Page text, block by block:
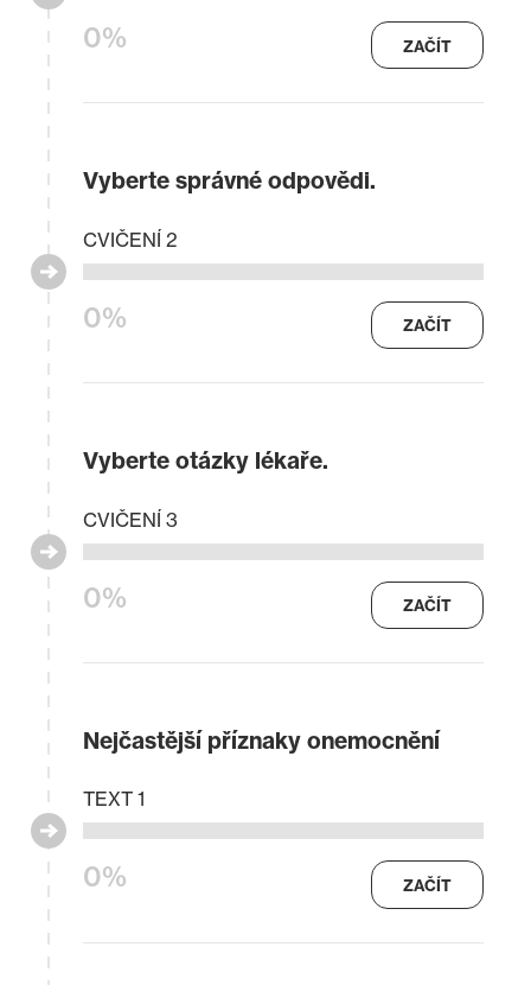
0% ZAČÍT
Vyberte správné odpovědi.
0%
CVIČENÍ 2
ZAČÍT
Vyberte otázky lékaře.
0%
CVIČENÍ 3
ZAČÍT
Nejčastější příznaky onemocnění
0%
TEXT 1
ZAČÍT